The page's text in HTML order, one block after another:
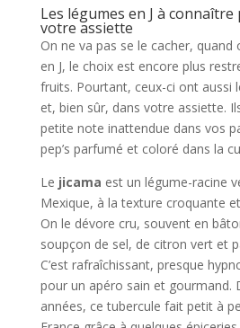
Les légumes en J à
votre assiette
On ne va pas se le cacher, quand
en J, le choix est encore plus
fruits. Pourtant, ceux-ci ont aussi
et, bien sûr, dans votre assiette.
petite note inattendue dans vos
pep’s parfumé et coloré dans la
Le jicama est un légume-racine
Mexique, à la texture croquante
On le dévore cru, souvent en
soupçon de sel, de citron vert et
C’est rafraîchissant, presque
pour un apéro sain et gourmand.
années, ce tubercule fait petit à